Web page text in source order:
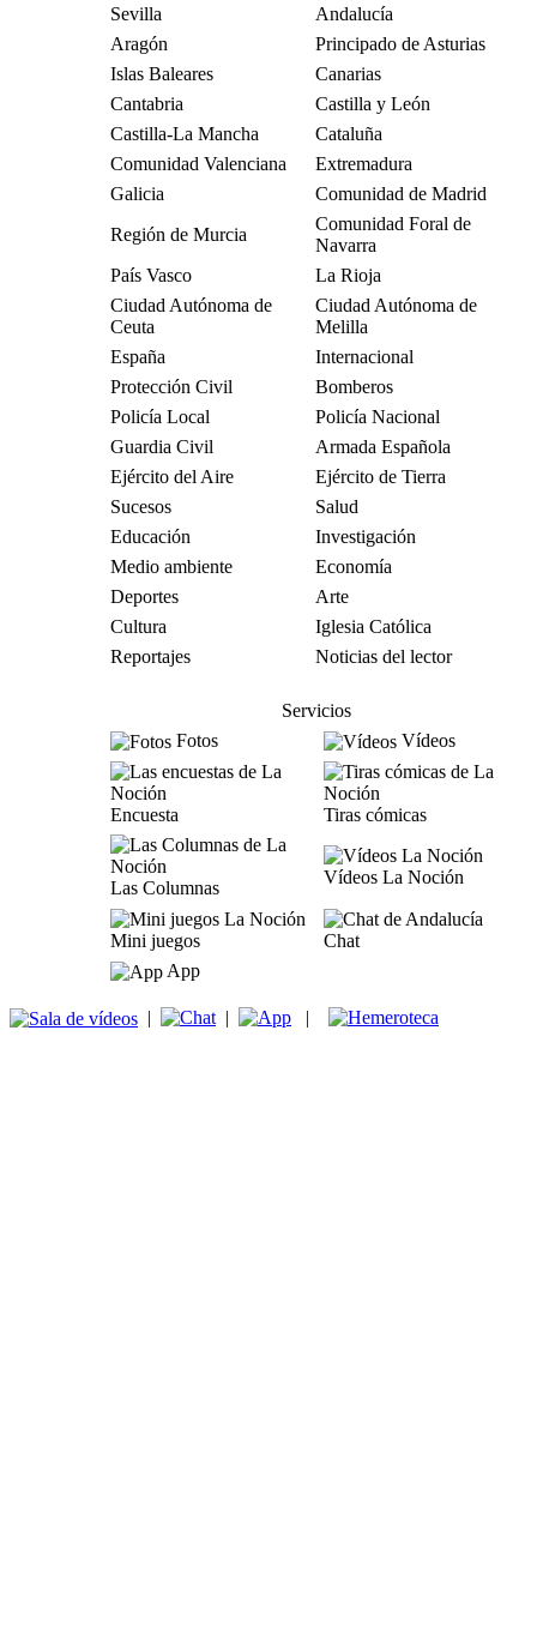
Sevilla
Andalucía
Aragón
Principado de Asturias
Islas Baleares
Canarias
Cantabria
Castilla y León
Castilla-La Mancha
Cataluña
Comunidad Valenciana
Extremadura
Galicia
Comunidad de Madrid
Región de Murcia
Comunidad Foral de
Navarra
País Vasco
La Rioja
Ciudad Autónoma de
Ceuta
Ciudad Autónoma de
Melilla
España
Internacional
Protección Civil
Bomberos
Policía Local
Policía Nacional
Guardia Civil
Armada Española
Ejército del Aire
Ejército de Tierra
Sucesos
Salud
Educación
Investigación
Medio ambiente
Economía
Deportes
Arte
Cultura
Iglesia Católica
Reportajes
Noticias del lector
Servicios
Fotos
Vídeos
Encuesta Tiras cómicas
Las Columnas
Vídeos La Noción
Mini juegos
Chat
App
| | |